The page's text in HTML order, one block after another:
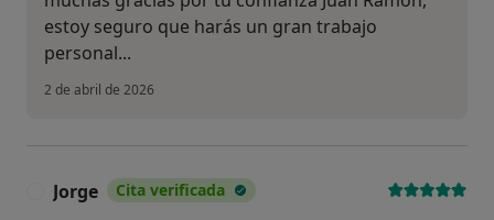
estoy seguro que harás un gran trabajo
personal...
2 de abril de 2026
Jorge Cita verificada